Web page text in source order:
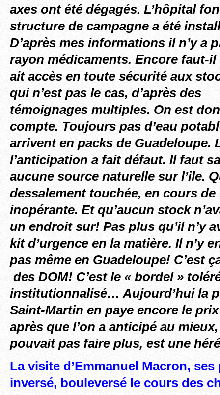
axes ont été dégagés. L’hôpital
structure de campagne a été
D’après mes informations il n’y a
rayon médicaments. Encore faut-
ait accès en toute sécurité aux
qui n’est pas le cas, d’après des
témoignages multiples. On est
compte. Toujours pas d’eau
arrivent en packs de Guadeloupe.
l’anticipation a fait défaut. Il faut
aucune source naturelle sur l’ile.
dessalement touchée, en cours
inopérante. Et qu’aucun stock
un endroit sur! Pas plus qu’il n’y
kit d’urgence en la matière. Il n’y
pas même en Guadeloupe! C’est
des DOM! C’est le « bordel »
institutionnalisé… Aujourd’hui la
Saint-Martin en paye encore le
après que l’on a anticipé au mieux,
pouvait pas faire plus, est une
La visite d’Emmanuel Macron,
inversé, bouleversé le cours des